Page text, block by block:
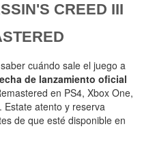
CREED III
cuándo sale el juego a
de lanzamiento oficial
en PS4, Xbox One,
Estate atento y reserva
de que esté disponible en